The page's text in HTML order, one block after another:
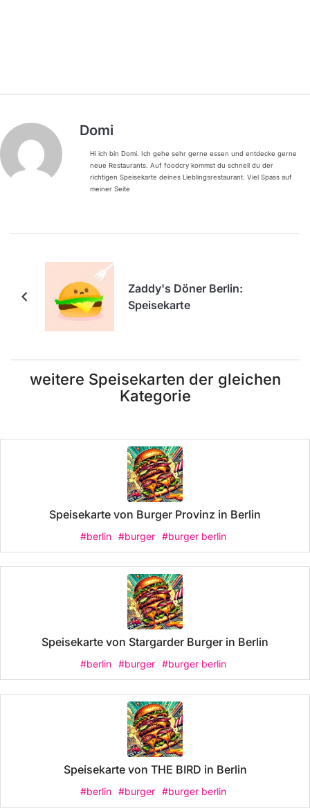
Domi
Hi ich bin Domi. Ich gehe sehr gerne essen und entdecke gerne
neue Restaurants. Auf foodcry kommst du schnell du der
richtigen Speisekarte deines Lieblingsrestaurant. Viel Spass auf
meiner Seite
Zaddy's Döner Berlin:
Speisekarte
weitere Speisekarten der gleichen
Kategorie
Speisekarte von Burger Provinz in Berlin
#berlin #burger #burger berlin
Speisekarte von Stargarder Burger in Berlin
#berlin #burger #burger berlin
Speisekarte von THE BIRD in Berlin
#berlin #burger #burger berlin